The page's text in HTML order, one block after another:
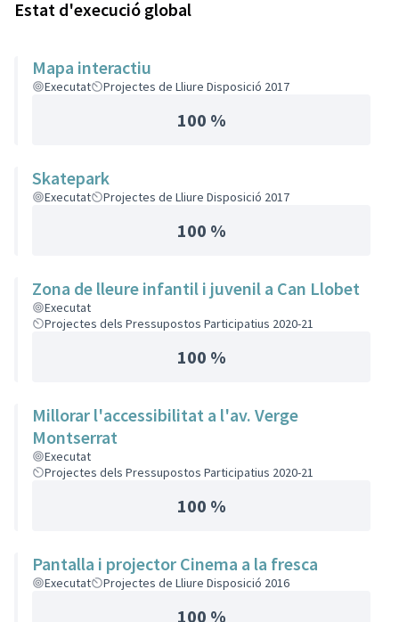
Estat d'execució global
Mapa interactiu
Executat Projectes de Lliure Disposició 2017
100 %
Skatepark
Executat Projectes de Lliure Disposició 2017
100 %
Zona de lleure infantil i juvenil a Can Llobet
Executat
Projectes dels Pressupostos Participatius 2020-21
100 %
Millorar l'accessibilitat a l'av. Verge
Montserrat
Executat
Projectes dels Pressupostos Participatius 2020-21
100 %
Pantalla i projector Cinema a la fresca
Executat Projectes de Lliure Disposició 2016
100 %